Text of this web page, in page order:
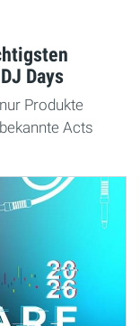
Days
Produkte
Acts